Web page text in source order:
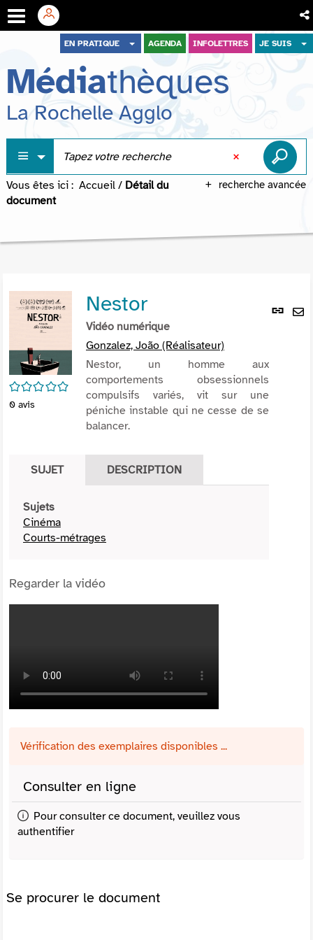
menu
contenu
recherche
EN PRATIQUE AGENDA INFOLETTRES JE SUIS
Médiathèques
La Rochelle Agglo
recherche avancée
Vous êtes ici : Accueil / Détail du
document
Lien
/5
0 avis
Nestor
Vidéo numérique
Gonzalez, João (Réalisateur)
Nestor, un homme aux
comportements obsessionnels
compulsifs variés, vit sur une
péniche instable qui ne cesse de se
balancer.
SUJET DESCRIPTION
Sujets
Cinéma
Courts-métrages
Regarder la vidéo
Vérification des exemplaires disponibles ...
Consulter en ligne
Pour consulter ce document, veuillez vous
authentifier
Se procurer le document